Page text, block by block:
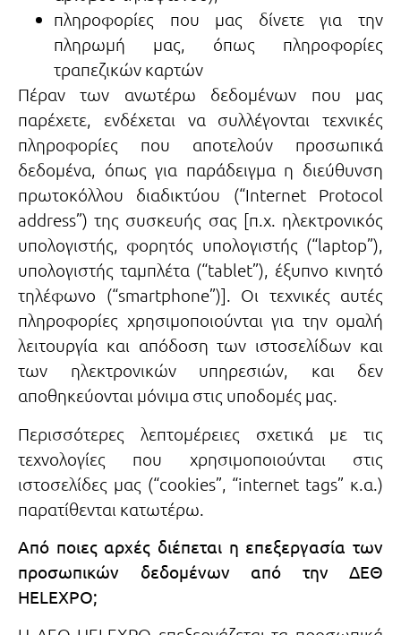
πληροφορίες που μας δίνετε για την
πληρωμή μας, όπως πληροφορίες
τραπεζικών καρτών
Πέραν των ανωτέρω δεδομένων που μας
παρέχετε, ενδέχεται να συλλέγονται τεχνικές
πληροφορίες που αποτελούν προσωπικά
δεδομένα, όπως για παράδειγμα η διεύθυνση
πρωτοκόλλου διαδικτύου (“Ιnternet Ρrotocol
address”) της συσκευής σας [π.χ. ηλεκτρονικός
υπολογιστής, φορητός υπολογιστής (“laptop”),
υπολογιστής ταμπλέτα (“tablet”), έξυπνο κινητό
τηλέφωνο (“smartphone”)]. Οι τεχνικές αυτές
πληροφορίες χρησιμοποιούνται για την ομαλή
λειτουργία και απόδοση των ιστοσελίδων και
των ηλεκτρονικών υπηρεσιών, και δεν
αποθηκεύονται μόνιμα στις υποδομές μας.
Περισσότερες λεπτομέρειες σχετικά με τις
τεχνολογίες που χρησιμοποιούνται στις
ιστοσελίδες μας (“cookies”, “internet tags” κ.α.)
παρατίθενται κατωτέρω.
Από ποιες αρχές διέπεται η επεξεργασία των
προσωπικών δεδομένων από την ΔΕΘ
HELEXPO;